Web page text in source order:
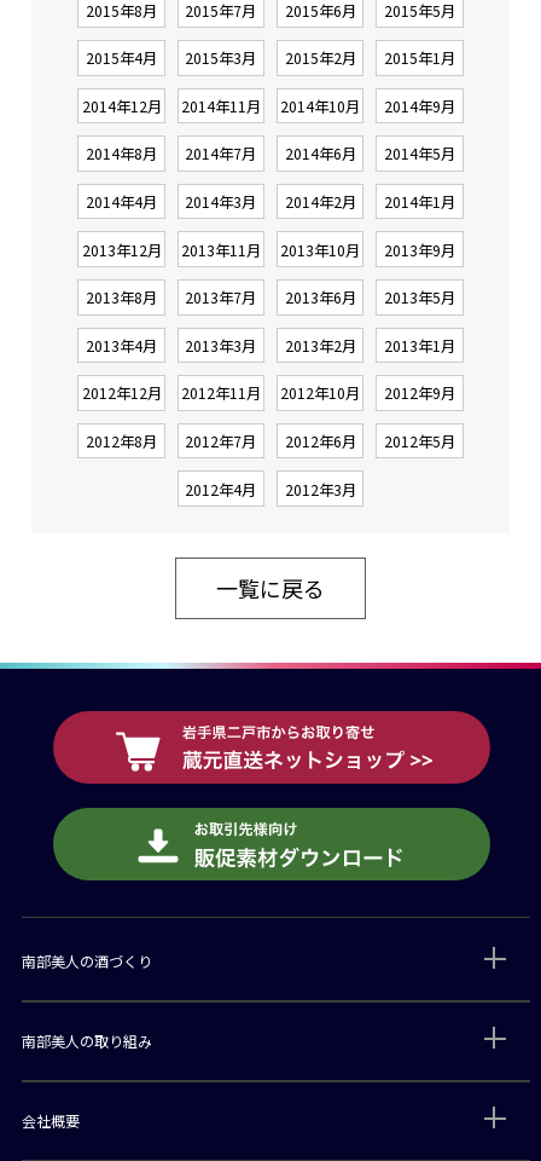
2015年8月 2015年7月 2015年6月 2015年5月
2015年4月 2015年3月 2015年2月 2015年1月
2014年12月 2014年11月 2014年10月 2014年9月
2014年8月 2014年7月 2014年6月 2014年5月
2014年4月 2014年3月 2014年2月 2014年1月
2013年12月 2013年11月 2013年10月 2013年9月
2013年8月 2013年7月 2013年6月 2013年5月
2013年4月 2013年3月 2013年2月 2013年1月
2012年12月 2012年11月 2012年10月 2012年9月
2012年8月 2012年7月 2012年6月 2012年5月
2012年4月 2012年3月
一覧に戻る
南部美人の酒づくり
南部美人の取り組み
会社概要